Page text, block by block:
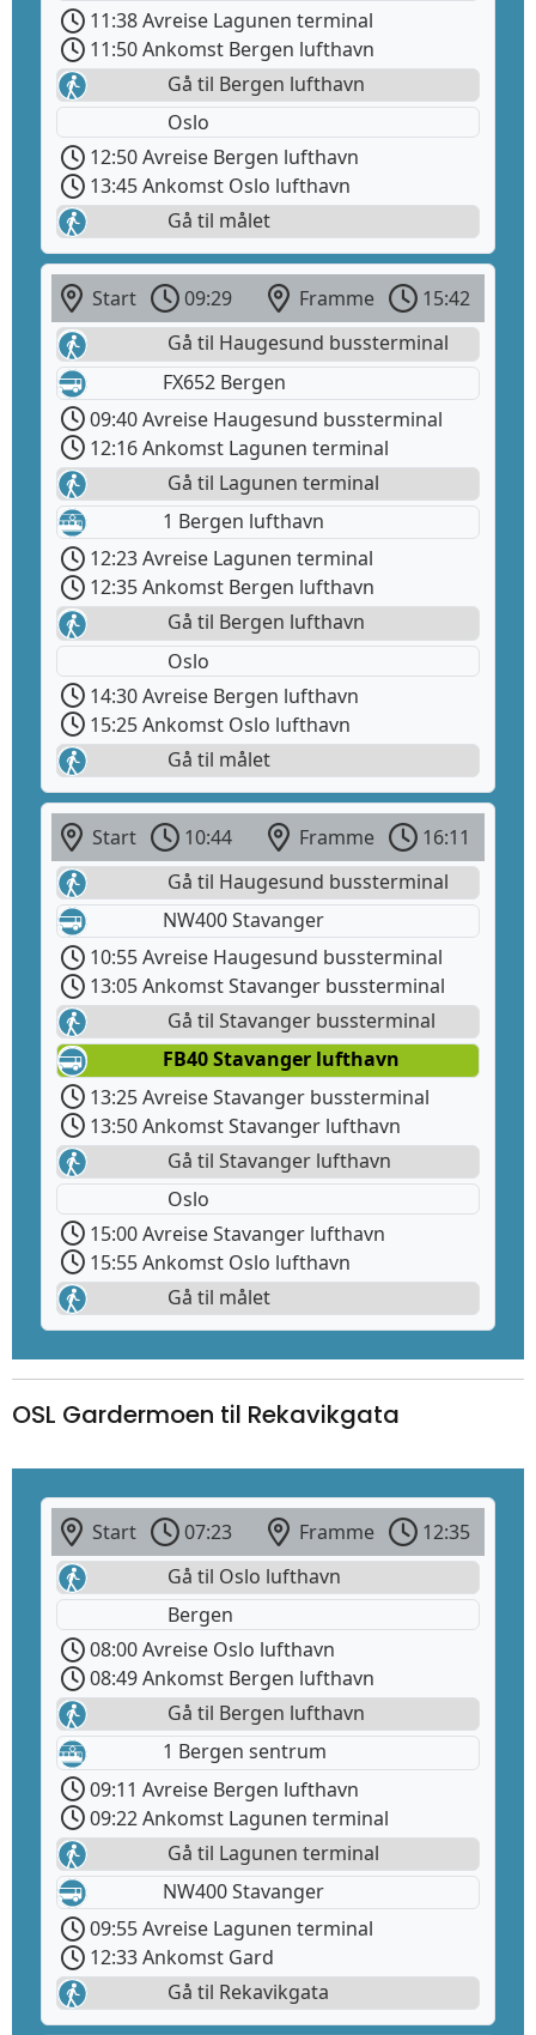
11:38 Avreise Lagunen terminal
11:50 Ankomst Bergen lufthavn
Gå til Bergen lufthavn
Oslo
12:50 Avreise Bergen lufthavn
13:45 Ankomst Oslo lufthavn
Gå til målet
Start 09:29 Framme
15:42
Gå til Haugesund bussterminal
FX652 Bergen
09:40 Avreise Haugesund bussterminal
12:16 Ankomst Lagunen terminal
Gå til Lagunen terminal
1 Bergen lufthavn
12:23 Avreise Lagunen terminal
12:35 Ankomst Bergen lufthavn
Gå til Bergen lufthavn
Oslo
14:30 Avreise Bergen lufthavn
15:25 Ankomst Oslo lufthavn
Gå til målet
Start 10:44 Framme
16:11
Gå til Haugesund bussterminal
NW400 Stavanger
10:55 Avreise Haugesund bussterminal
13:05 Ankomst Stavanger bussterminal
Gå til Stavanger bussterminal
FB40 Stavanger lufthavn
13:25 Avreise Stavanger bussterminal
13:50 Ankomst Stavanger lufthavn
Gå til Stavanger lufthavn
Oslo
15:00 Avreise Stavanger lufthavn
15:55 Ankomst Oslo lufthavn
Gå til målet
OSL Gardermoen til Rekavikgata
Start 07:23 Framme
12:35
Gå til Oslo lufthavn
Bergen
08:00 Avreise Oslo lufthavn
08:49 Ankomst Bergen lufthavn
Gå til Bergen lufthavn
1 Bergen sentrum
09:11 Avreise Bergen lufthavn
09:22 Ankomst Lagunen terminal
Gå til Lagunen terminal
NW400 Stavanger
09:55 Avreise Lagunen terminal
12:33 Ankomst Gard
Gå til Rekavikgata